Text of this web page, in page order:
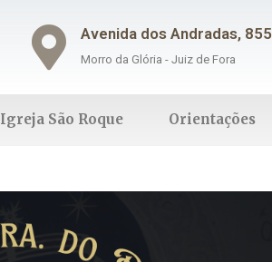
Avenida dos Andradas, 855
Morro da Glória - Juiz de Fora
Igreja São Roque Orientações